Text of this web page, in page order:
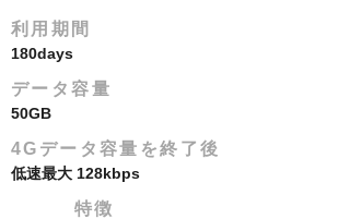
利用期間
180days
​データ容量
50GB
4Gデータ容量を終了後
低速最大 128kbps
特徴